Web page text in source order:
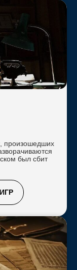
произошедших
был сбит